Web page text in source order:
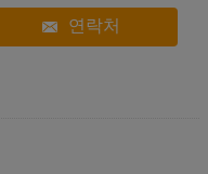
연락처